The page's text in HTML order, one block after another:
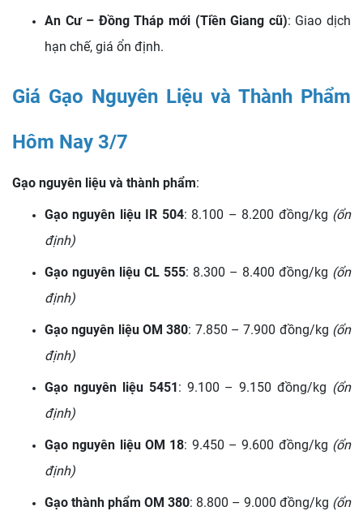
An Cư – Đồng Tháp mới (Tiền Giang cũ): Giao dịch
hạn chế, giá ổn định.
Giá Gạo Nguyên Liệu và Thành Phẩm
Hôm Nay 3/7
Gạo nguyên liệu và thành phẩm:
Gạo nguyên liệu IR 504: 8.100 – 8.200 đồng/kg (ổn
định)
Gạo nguyên liệu CL 555: 8.300 – 8.400 đồng/kg (ổn
định)
Gạo nguyên liệu OM 380: 7.850 – 7.900 đồng/kg (ổn
định)
Gạo nguyên liệu 5451: 9.100 – 9.150 đồng/kg (ổn
định)
Gạo nguyên liệu OM 18: 9.450 – 9.600 đồng/kg (ổn
định)
Gạo thành phẩm OM 380: 8.800 – 9.000 đồng/kg (ổn